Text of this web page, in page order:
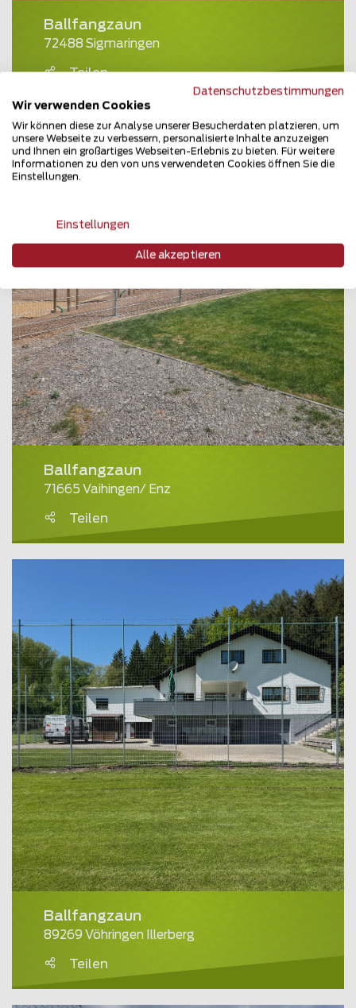
Ballfangzaun
72488 Sigmaringen
Teilen
Ballfangzaun
71665 Vaihingen/ Enz
Teilen
Ballfangzaun
89269 Vöhringen Illerberg
Teilen
Datenschutzbestimmungen
Wir verwenden Cookies
Wir können diese zur Analyse unserer Besucherdaten platzieren, um
unsere Webseite zu verbessern, personalisierte Inhalte anzuzeigen
und Ihnen ein großartiges Webseiten-Erlebnis zu bieten. Für weitere
Informationen zu den von uns verwendeten Cookies öffnen Sie die
Einstellungen.
Einstellungen
Alle akzeptieren